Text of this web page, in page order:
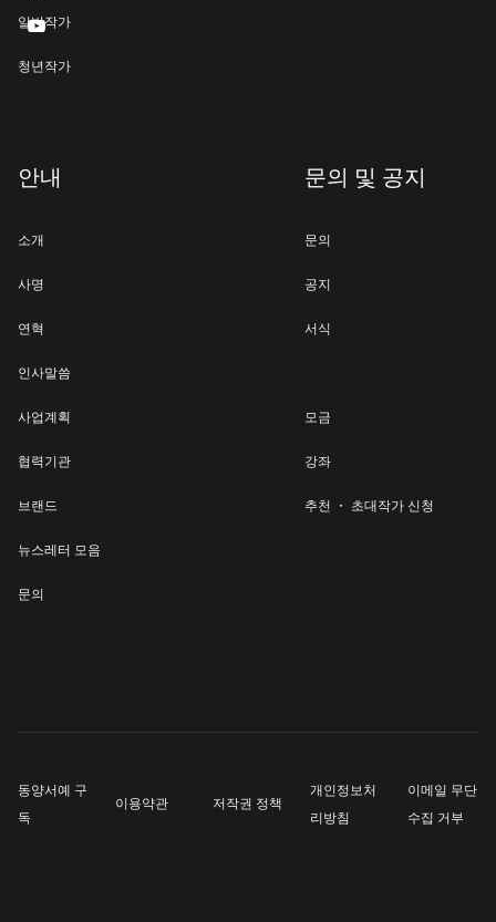
일반작가
청년작가
안내
소개
사명
연혁
인사말씀
사업계획
협력기관
브랜드
뉴스레터 모음
문의
문의 및 공지
문의
공지
서식
모금
강좌
추천 ・ 초대작가 신청
동양서예 구
독
이용약관 저작권 정책
개인정보처
리방침
이메일 무단
수집 거부
